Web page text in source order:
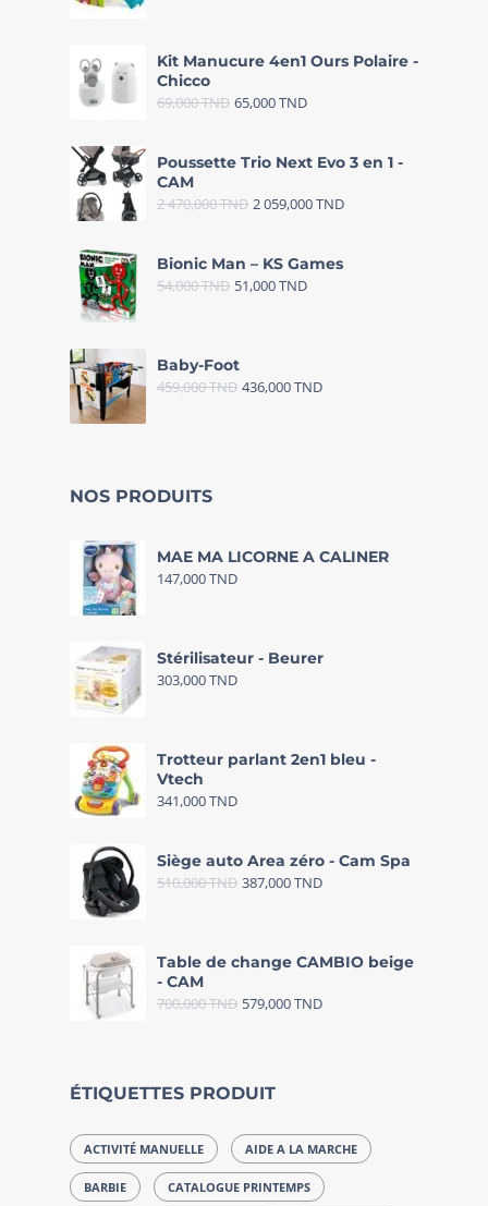
Kit Manucure 4en1 Ours Polaire -
Chicco
69,000TND 65,000TND
Poussette Trio Next Evo 3 en 1 -
CAM
2 470,000TND 2 059,000TND
Bionic Man – KS Games
54,000TND 51,000TND
Baby-Foot
459,000TND 436,000TND
NOS PRODUITS
MAE MA LICORNE A CALINER
147,000TND
Stérilisateur - Beurer
303,000TND
Trotteur parlant 2en1 bleu -
Vtech
341,000TND
Siège auto Area zéro - Cam Spa
510,000TND 387,000TND
Table de change CAMBIO beige
- CAM
700,000TND 579,000TND
ÉTIQUETTES PRODUIT
ACTIVITÉ MANUELLE AIDE A LA MARCHE
BARBIE CATALOGUE PRINTEMPS